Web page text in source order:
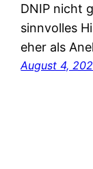
DNIP nicht
sinnvolles
eher als
August 4,